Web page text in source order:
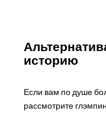
историю
Если вам по душе
рассмотрите